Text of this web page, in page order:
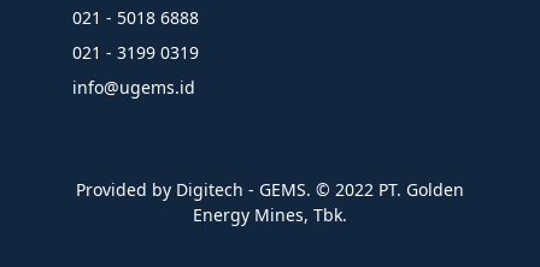
021 - 5018 6888
021 - 3199 0319
info@ugems.id
Provided by Digitech - GEMS. ©️ 2022 PT. Golden
Energy Mines, Tbk.